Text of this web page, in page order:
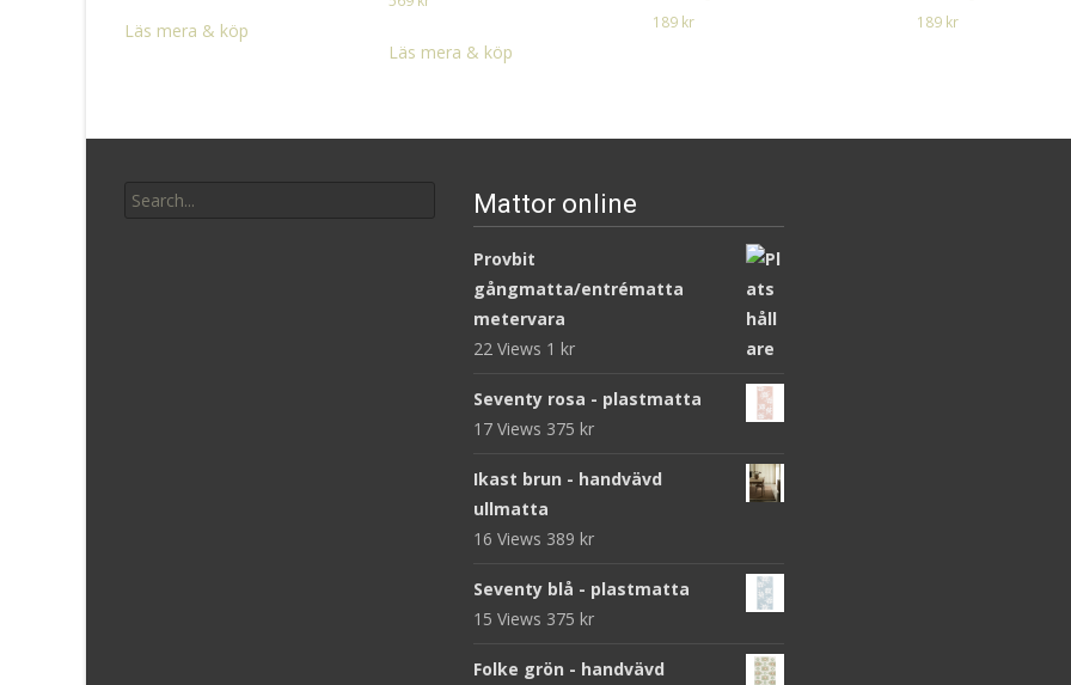
Läs mera & köp
Läs mera & köp
189 kr 189 kr
for:
Mattor online
Provbit
gångmatta/entrématta
metervara
22 Views 1 kr
Seventy rosa - plastmatta
17 Views 375 kr
Ikast brun - handvävd
ullmatta
16 Views 389 kr
Seventy blå - plastmatta
15 Views 375 kr
Folke grön - handvävd